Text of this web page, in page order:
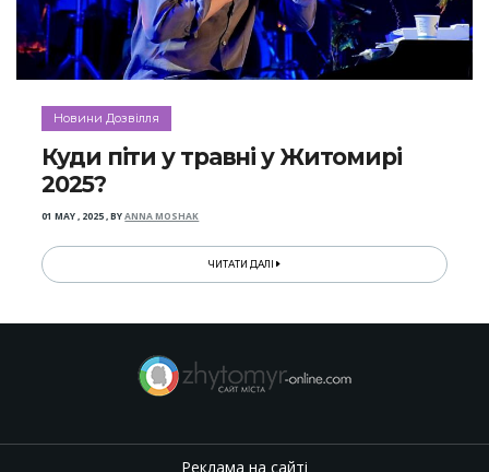
Новини Дозвілля
Куди піти у травні у Житомирі
2025?
01 MAY , 2025,BYANNA MOSHAK
ЧИТАТИ ДАЛІ
Реклама на сайті